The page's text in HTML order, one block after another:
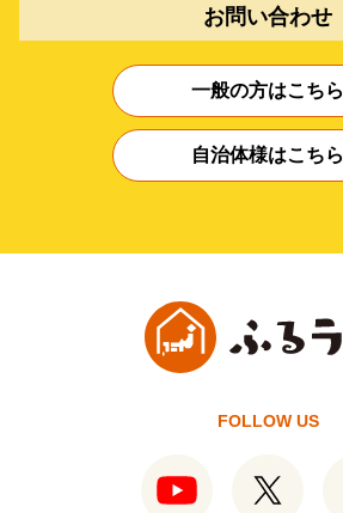
お問い合わせ
一般の方はこちら
自治体様はこちら
FOLLOW US